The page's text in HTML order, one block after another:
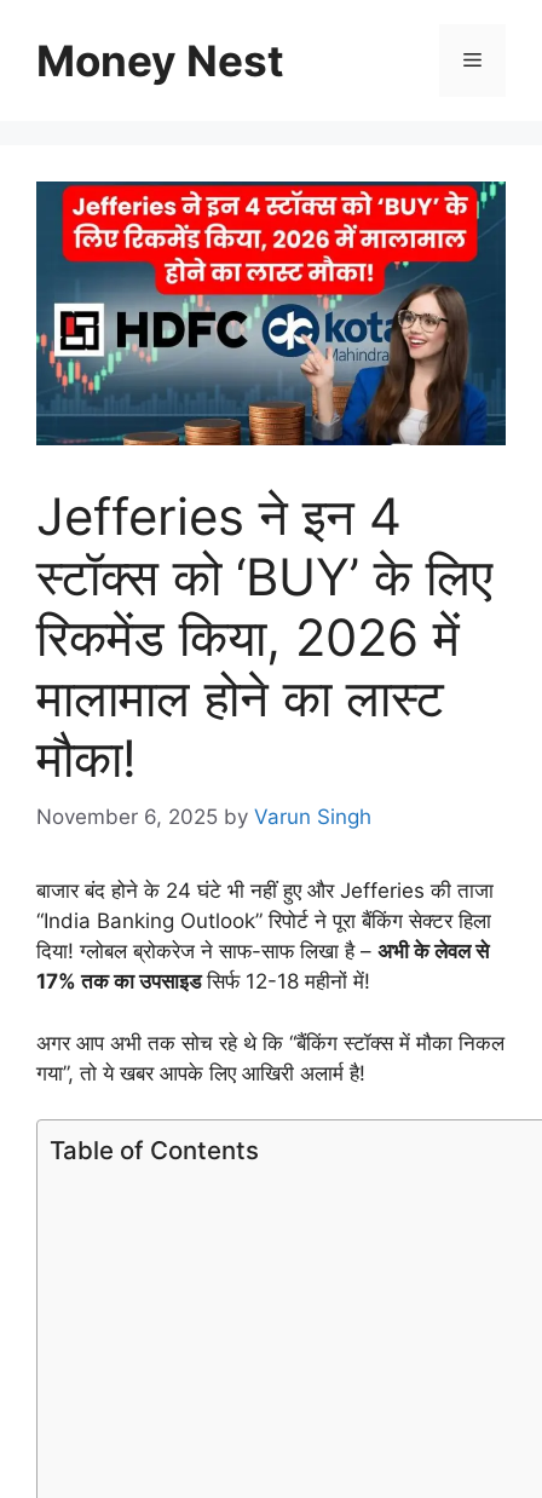
contentMoney Nest Menu
Jefferies ने इन 4
स्टॉक्स को ‘BUY’ के लिए
रिकमेंड किया, 2026 में
मालामाल होने का लास्ट
मौका!
November 6, 2025 by Varun Singh
बाजार बंद होने के 24 घंटे भी नहीं हुए और Jefferies की ताजा
“India Banking Outlook” रिपोर्ट ने पूरा बैंकिंग सेक्टर हिला
दिया! ग्लोबल ब्रोकरेज ने साफ-साफ लिखा है – अभी के लेवल से
17% तक का उपसाइडसिर्फ 12-18 महीनों में!
अगर आप अभी तक सोच रहे थे कि “बैंकिंग स्टॉक्स में मौका निकल
गया”, तो ये खबर आपके लिए आखिरी अलार्म है!
Table of Contents